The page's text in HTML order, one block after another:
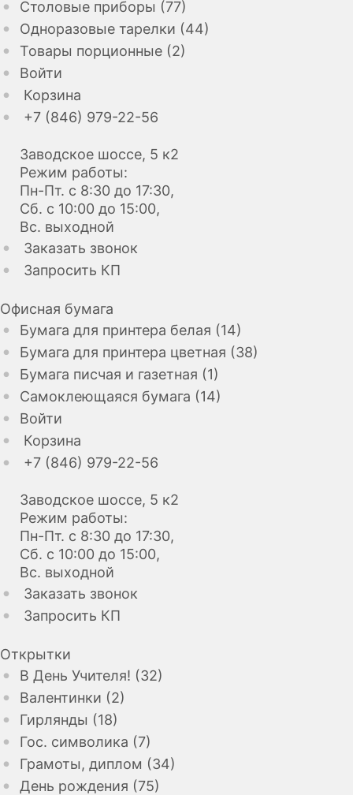
Столовые приборы (77)
Одноразовые тарелки (44)
Товары порционные (2)
Войти
Корзина
+7 (846) 979-22-56
Заводское шоссе, 5 к2
Режим работы:
Пн-Пт. с 8:30 до 17:30,
Сб. с 10:00 до 15:00,
Вс. выходной
Заказать звонок
Запросить КП
Офисная бумага
Бумага для принтера белая (14)
Бумага для принтера цветная (38)
Бумага писчая и газетная (1)
Самоклеющаяся бумага (14)
Войти
Корзина
+7 (846) 979-22-56
Заводское шоссе, 5 к2
Режим работы:
Пн-Пт. с 8:30 до 17:30,
Сб. с 10:00 до 15:00,
Вс. выходной
Заказать звонок
Запросить КП
Открытки
В День Учителя! (32)
Валентинки (2)
Гирлянды (18)
Гос. символика (7)
Грамоты, диплом (34)
День рождения (75)